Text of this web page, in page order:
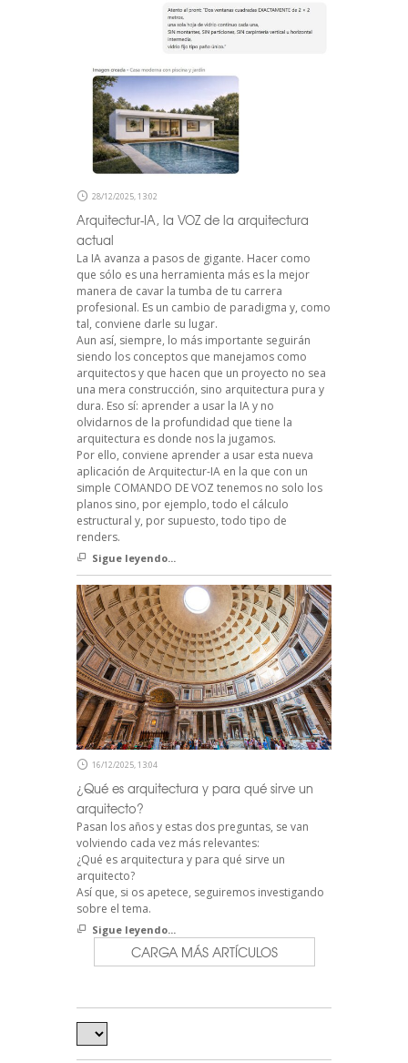
28/12/2025, 13:02
Arquitectur-IA, la VOZ de la arquitectura
actual
La IA avanza a pasos de gigante. Hacer como
que sólo es una herramienta más es la mejor
manera de cavar la tumba de tu carrera
profesional. Es un cambio de paradigma y, como
tal, conviene darle su lugar.
Aun así, siempre, lo más importante seguirán
siendo los conceptos que manejamos como
arquitectos y que hacen que un proyecto no sea
una mera construcción, sino arquitectura pura y
dura. Eso sí: aprender a usar la IA y no
olvidarnos de la profundidad que tiene la
arquitectura es donde nos la jugamos.
Por ello, conviene aprender a usar esta nueva
aplicación de Arquitectur-IA en la que con un
simple COMANDO DE VOZ tenemos no solo los
planos sino, por ejemplo, todo el cálculo
estructural y, por supuesto, todo tipo de
renders.
Sigue leyendo...
16/12/2025, 13:04
¿Qué es arquitectura y para qué sirve un
arquitecto?
Pasan los años y estas dos preguntas, se van
volviendo cada vez más relevantes:
¿Qué es arquitectura y para qué sirve un
arquitecto?
Así que, si os apetece, seguiremos investigando
sobre el tema.
Sigue leyendo...
CARGA MÁS ARTÍCULOS